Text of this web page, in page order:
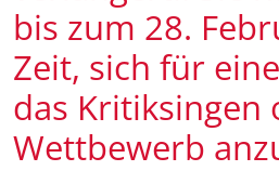
bis zum 28.
Zeit, sich für
das Kritiksingen
Wettbewerb